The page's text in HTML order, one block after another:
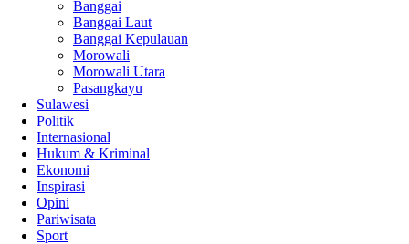
Banggai
Banggai Laut
Banggai Kepulauan
Morowali
Morowali Utara
Pasangkayu
Sulawesi
Politik
Internasional
Hukum & Kriminal
Ekonomi
Inspirasi
Opini
Pariwisata
Sport